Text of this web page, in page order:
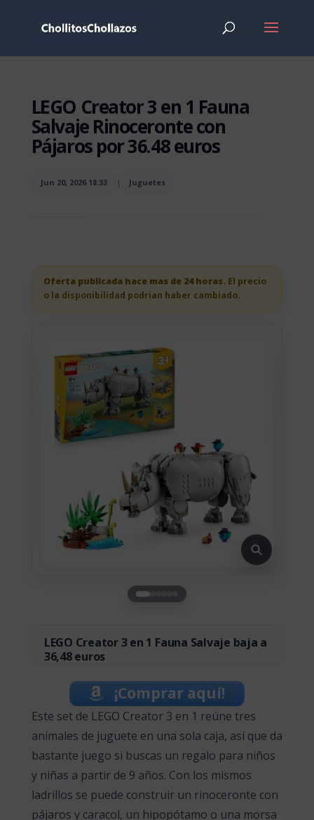
LEGO Creator 3 en 1 Fauna
Salvaje Rinoceronte con
Pájaros por 36.48 euros
Jun 20, 2026 18:33 | Juguetes
Oferta publicada hace mas de 24 horas. El precio
o la disponibilidad podrian haber cambiado.
LEGO Creator 3 en 1 Fauna Salvaje baja a
36,48 euros
¡Comprar aquí!
Este set de LEGO Creator 3 en 1 reúne tres
animales de juguete en una sola caja, así que da
bastante juego si buscas un regalo para niños
y niñas a partir de 9 años. Con los mismos
ladrillos se puede construir un rinoceronte con
pájaros y caracol, un hipopótamo o una morsa